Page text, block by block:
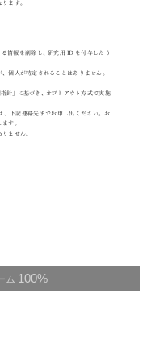
ム 100%